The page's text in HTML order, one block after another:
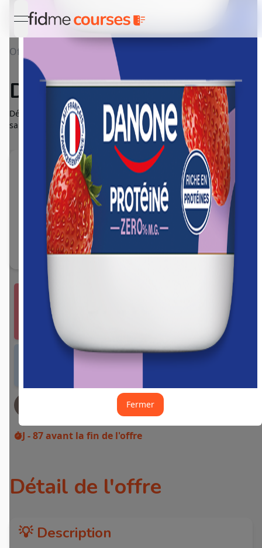
open navigation menu
Offres Détail Danone Protéiné
Danone Protéiné
Découvrez Danone Protéiné, l’allié parfait pour se faire plaisir
sans compromis !
Fermer
JE DEMANDE MON REMBOURSEMENT
Offre valable dans tous les magasins et drives
Vous devez vous connecter ou créer un compte
Fidme Courses pour bénéficier de cette offre.
J'y vais de ce pas 🙂
J - 87avant la fin de l'offre
Détail de l'offre
💡 Description